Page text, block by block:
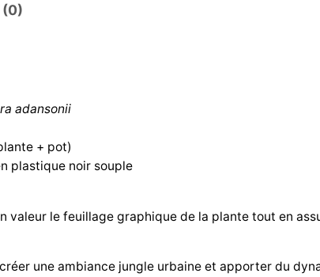
(0)
adansonii
+ pot)
plastique noir souple
valeur le feuillage graphique de la plante tout en
une ambiance jungle urbaine et apporter du